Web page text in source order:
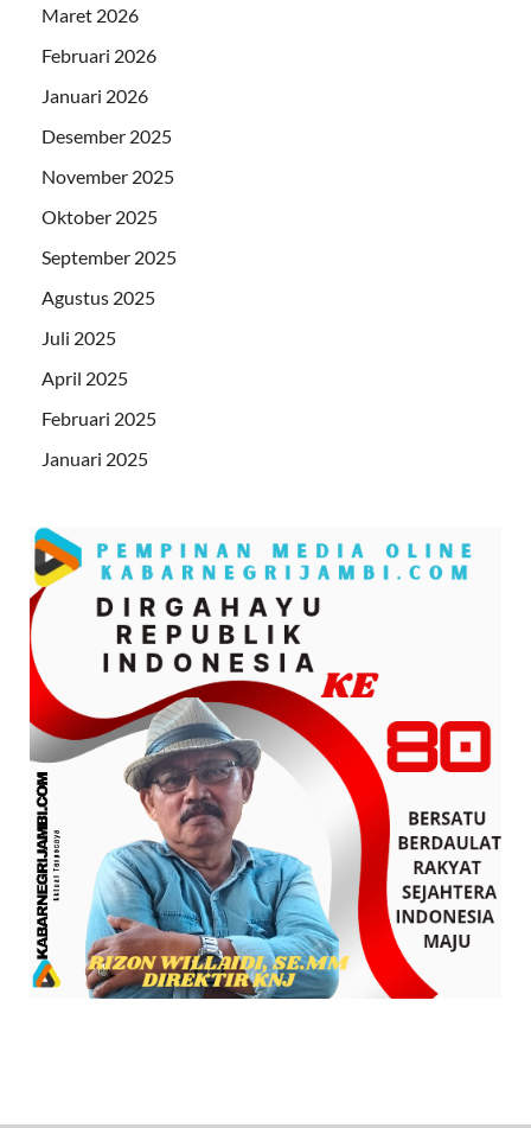
Maret 2026
Februari 2026
Januari 2026
Desember 2025
November 2025
Oktober 2025
September 2025
Agustus 2025
Juli 2025
April 2025
Februari 2025
Januari 2025